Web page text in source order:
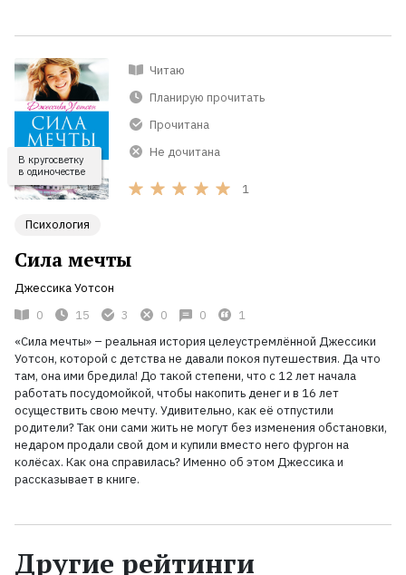
В кругосветку
в одиночестве
Читаю
Планирую прочитать
Прочитана
Не дочитана
1
Психология
Сила мечты
Джессика Уотсон
0
15 3 0 0
1
«Сила мечты» – реальная история целеустремлённой Джессики
Уотсон, которой с детства не давали покоя путешествия. Да что
там, она ими бредила! До такой степени, что с 12 лет начала
работать посудомойкой, чтобы накопить денег и в 16 лет
осуществить свою мечту. Удивительно, как её отпустили
родители? Так они сами жить не могут без изменения обстановки,
недаром продали свой дом и купили вместо него фургон на
колёсах. Как она справилась? Именно об этом Джессика и
рассказывает в книге.
Другие рейтинги